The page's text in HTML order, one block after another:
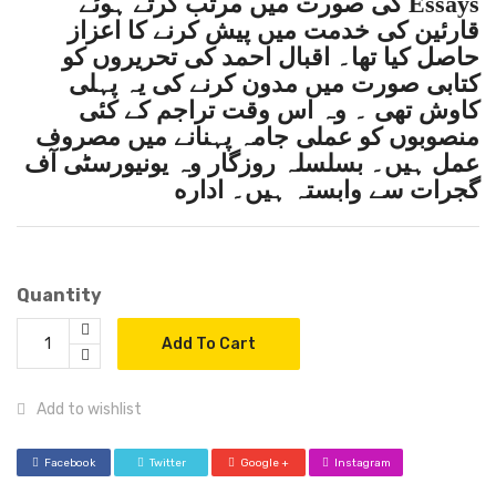
قارئین کی خدمت میں پیش کرنے کا اعزاز
حاصل کیا تھا۔ اقبال احمد کی تحریروں کو
کتابی صورت میں مدون کرنے کی یہ پہلی
کاوش تھی ۔ وہ اس وقت تراجم کے کئی
منصوبوں کو عملی جامہ پہنانے میں مصروف
عمل ہیں۔ بسلسلہ روزگار وہ یونیورسٹی آف
گجرات سے وابستہ ہیں۔ اداره
Quantity
Add To Cart
Add to wishlist
Facebook Twitter Google + Instagram